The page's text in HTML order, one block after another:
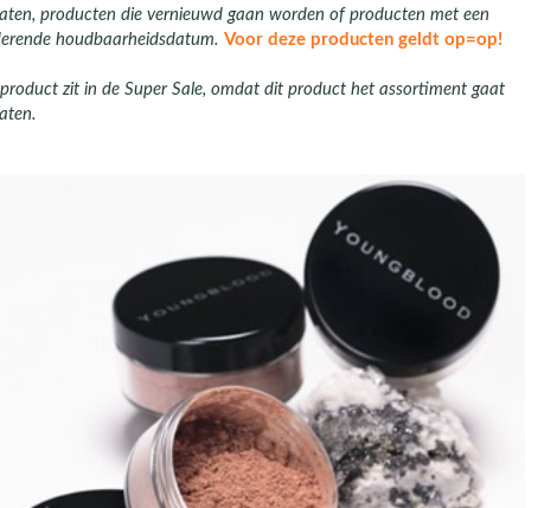
producten die vernieuwd gaan worden of producten met een
houdbaarheidsdatum. Voor deze producten geldt op=op!
zit in de Super Sale, omdat dit product het assortiment gaat